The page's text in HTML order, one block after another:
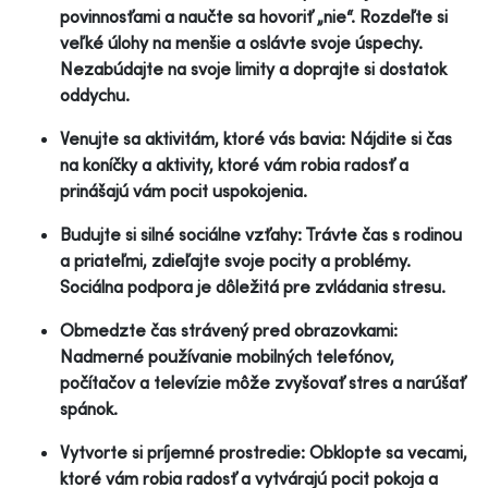
povinnosťami a naučte sa hovoriť „nie“. Rozdeľte si
veľké úlohy na menšie a oslávte svoje úspechy.
Nezabúdajte na svoje limity a doprajte si dostatok
oddychu.
Venujte sa aktivitám, ktoré vás bavia: Nájdite si čas
na koníčky a aktivity, ktoré vám robia radosť a
prinášajú vám pocit uspokojenia.
Budujte si silné sociálne vzťahy: Trávte čas s rodinou
a priateľmi, zdieľajte svoje pocity a problémy.
Sociálna podpora je dôležitá pre zvládania stresu.
Obmedzte čas strávený pred obrazovkami:
Nadmerné používanie mobilných telefónov,
počítačov a televízie môže zvyšovať stres a narúšať
spánok.
Vytvorte si príjemné prostredie: Obklopte sa vecami,
ktoré vám robia radosť a vytvárajú pocit pokoja a